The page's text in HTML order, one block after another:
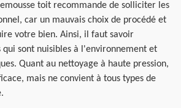
toit recommande de solliciter les
car un mauvais choix de procédé et
votre bien. Ainsi, il faut savoir
sont nuisibles à l'environnement et
Quant au nettoyage à haute pression,
mais ne convient à tous types de